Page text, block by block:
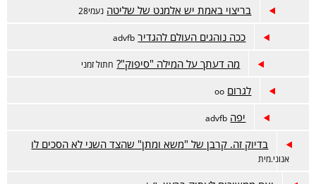
בריצוי באמת יש אלמנט של שליטה נעמי28
ככה נוהגים העולם להגדיר advfb
מה דעתך על המילה "סיפוק"? חתול זמני
לגרום oo
יפה advfb
בדיוק זה. קרבן של "משא ומתן" שהצד השני לא הסכים לו
אנוני.מית